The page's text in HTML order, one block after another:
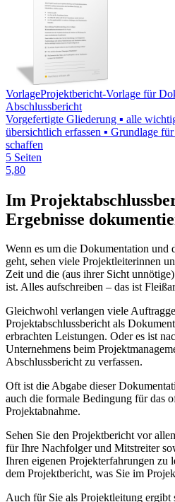
VorlageProjektbericht-Vorlage für
Abschlussbericht
Vorgefertigte Gliederung ▪ alle
übersichtlich erfassen ▪ Grundlage
schaffen
5 Seiten
5,80
Im
Ergebnisse
Wenn es um die Dokumentation und
geht, sehen viele Projektleiterinnen
Zeit und die (aus ihrer Sicht
ist. Alles aufschreiben – das ist
Gleichwohl verlangen viele
Projektabschlussbericht als
erbrachten Leistungen. Oder es ist
Unternehmens beim
Abschlussbericht zu verfassen.
Oft ist die Abgabe dieser
auch die formale Bedingung für das
Projektabnahme.
Sehen Sie den Projektbericht vor
für Ihre Nachfolger und Mitstreiter
Ihren eigenen Projekterfahrungen zu
dem Projektbericht, was Sie im
Auch für Sie als Projektleitung ergibt